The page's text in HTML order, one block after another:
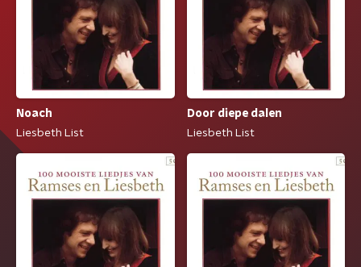
Noach
Liesbeth List
Door diepe dalen
Liesbeth List